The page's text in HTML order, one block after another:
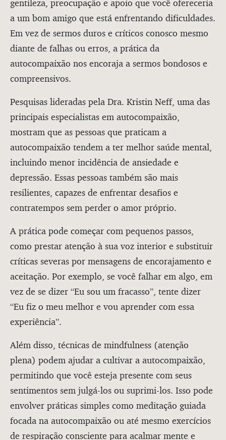
gentileza, preocupação e apoio que você ofereceria
a um bom amigo que está enfrentando dificuldades.
Em vez de sermos duros e críticos conosco mesmo
diante de falhas ou erros, a prática da
autocompaixão nos encoraja a sermos bondosos e
compreensivos.
Pesquisas lideradas pela Dra. Kristin Neff, uma das
principais especialistas em autocompaixão,
mostram que as pessoas que praticam a
autocompaixão tendem a ter melhor saúde mental,
incluindo menor incidência de ansiedade e
depressão. Essas pessoas também são mais
resilientes, capazes de enfrentar desafios e
contratempos sem perder o amor próprio.
A prática pode começar com pequenos passos,
como prestar atenção à sua voz interior e substituir
críticas severas por mensagens de encorajamento e
aceitação. Por exemplo, se você falhar em algo, em
vez de se dizer “Eu sou um fracasso”, tente dizer
“Eu fiz o meu melhor e vou aprender com essa
experiência”.
Além disso, técnicas de mindfulness (atenção
plena) podem ajudar a cultivar a autocompaixão,
permitindo que você esteja presente com seus
sentimentos sem julgá-los ou suprimi-los. Isso pode
envolver práticas simples como meditação guiada
focada na autocompaixão ou até mesmo exercícios
de respiração consciente para acalmar mente e